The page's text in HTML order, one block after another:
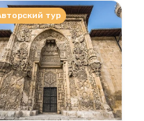
TRY +
тур